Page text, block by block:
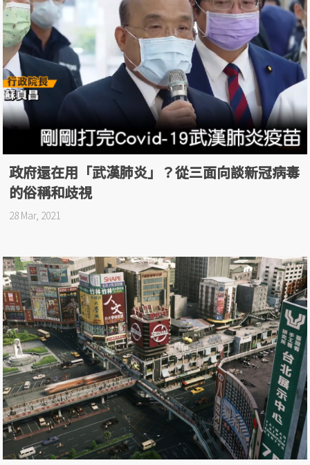
政府還在用「武漢肺炎」？從三面向談新冠病毒
的俗稱和歧視
28 Mar, 2021